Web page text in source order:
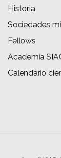
Historia
Sociedades
Fellows
Academia
Calendario